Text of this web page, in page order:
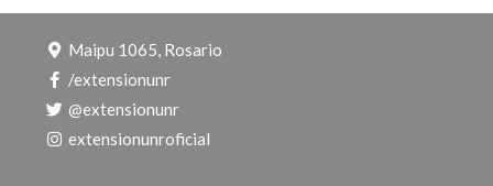
Maipu 1065, Rosario
/extensionunr
@extensionunr
extensionunroficial